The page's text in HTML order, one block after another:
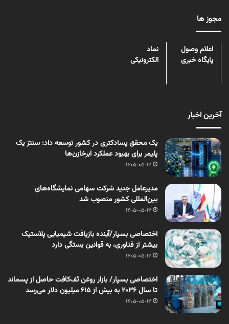
مجوز ها
اعلام وصول
پایگاه خبری
نماد
الکترونیکی
آخرین اخبار
یک محقق پسادکتری در کشور توسعه داد: سنتز یک
پلیمر برای بهبود عملکرد ابرخازن‌ها
1405-05-12
مدیرعامل جدید شرکت سهامی نمایشگاه‌های
بین‌المللی کشور منصوب شد
1405-05-12
اختصاصی بسپار/آینده بازیافت شیمیایی پلاستیک
بیشتر از فناوری، به قوانین بستگی دارد
1405-05-12
اختصاصی بسپار/ بازار روغن تَف‌کافت حاصل از پسماند
تا سال ۲۰۳۶ به بیش از ۶۱۵ میلیون دلار می‌رسد
1405-05-12